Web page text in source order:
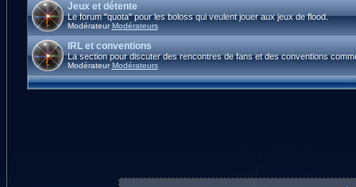
Jeux et détente
Le forum "quota" pour les boloss qui veulent jouer aux jeux de flood.
ModérateurModérateurs
IRL et conventions
La section pour discuter des rencontres de fans et des conventions
ModérateurModérateurs